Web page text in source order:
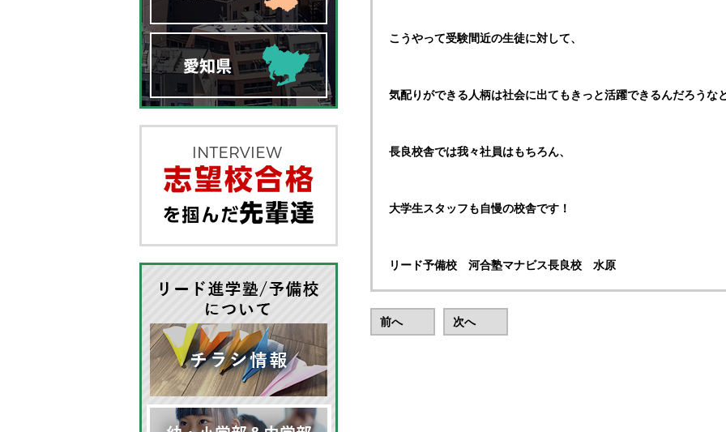
こうやって受験間近の生徒に対して、
気配りができる人柄は社会に出てもきっと活躍できるんだろうな
長良校舎では我々社員はもちろん、
大学生スタッフも自慢の校舎です！
リード予備校 河合塾マナビス長良校 水原
前へ 次へ